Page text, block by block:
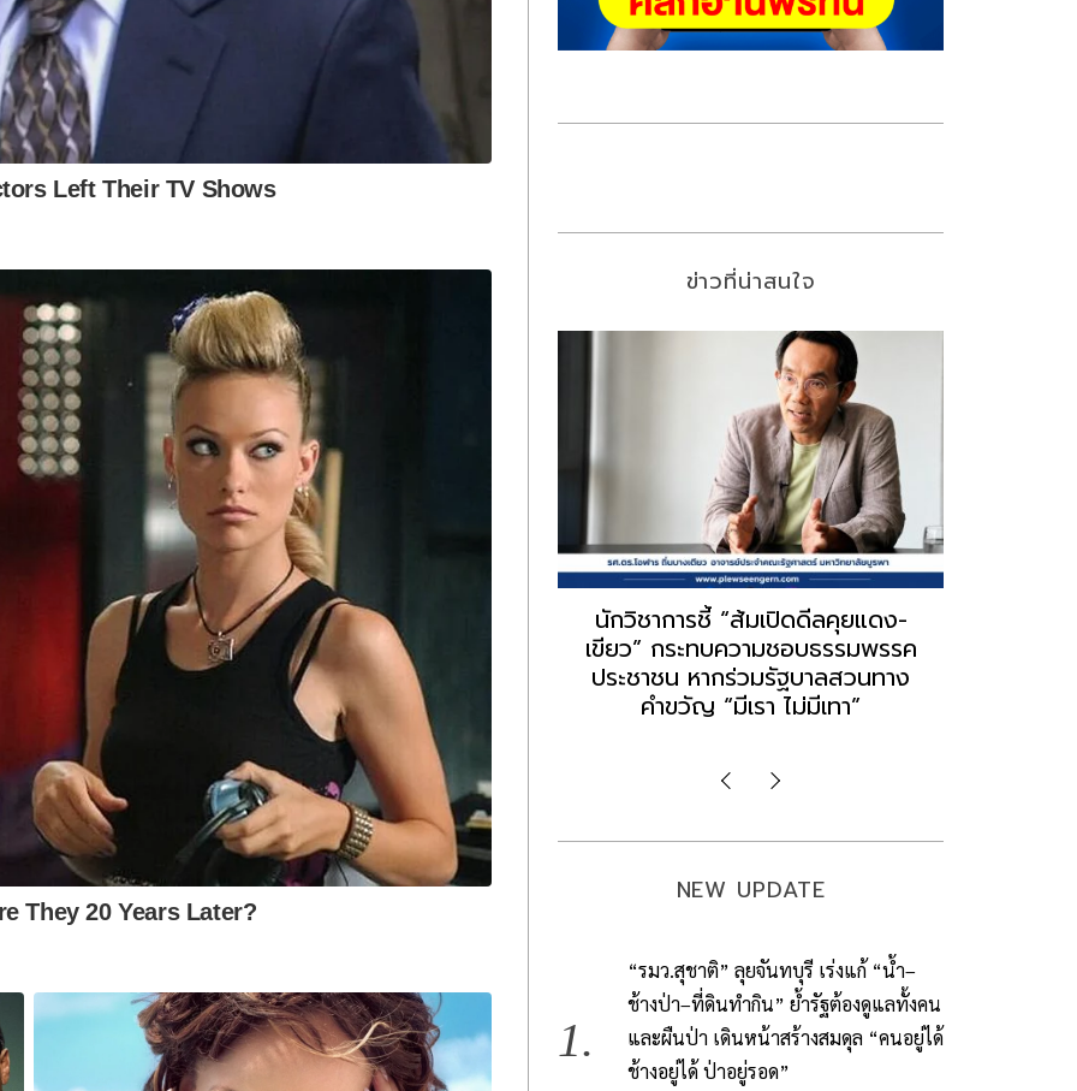
ข่าวที่น่าสนใจ
ก สว. เปิดช่อง
วต้องมีหลัก
กำหนดผล ชี้
ระแส แต่ไร้
ฎหมาย
นักวิชาการชี้ “ส้มเปิดดีลคุยแดง-
เขียว” กระทบความชอบธรรมพรรค
ประชาชน หากร่วมรัฐบาลสวนทาง
คำขวัญ “มีเรา ไม่มีเทา”
“ธนพร” ชี้หากพรรคประชาชนจับมือ
“แดง-เขียว” เท่ากับทำลายตัวเอง
ผิดคำพูด ทลายศรัทธาฐานเสียง
มองข่าวตั้งรัฐบาลใหม่เป็นเพียง
NEW UPDATE
“รมว.สุชาติ” ลุยจันทบุรี เร่งแก้ “น้ำ–
ช้างป่า–ที่ดินทำกิน” ย้ำรัฐต้องดูแลทั้งคน
และผืนป่า เดินหน้าสร้างสมดุล “คนอยู่ได้
ช้างอยู่ได้ ป่าอยู่รอด”